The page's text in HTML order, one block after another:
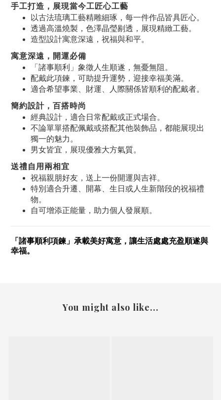
手工打造，展現當今工匠心工藝
以古法琉璃工藝精雕細琢，每一件作品皆具匠心。
透過高溫燒製，色澤晶瑩剔透，展現精緻工藝。
造型設計寓意深遠，祝福與和平。
寓意深遠，開運必備
「諸事順利」象徵人生順遂，無憂無阻。
配戴此項鍊，可助提升運勢，迎接幸福美滿。
適合希望事業、財運、人際關係皆順利的配戴者。
簡約設計，百搭時尚
經典設計，適合日常配戴或正式場合。
不論單單搭配佩戴或搭配其他裝飾品，都能展現出
獨一的魅力。
男女皆宜，展現優雅大方氣質。
送禮自用兩相宜
祝福親朋好友，送上一份開運與吉祥。
特別適合升遷、開幕、生日或人生新階段的祝福禮
物。
自可增添正能量，助力個人發展順。
「諸事順利項鍊」承載美好寓意，讓生活處處充盈順遂與
幸福。
You might also like...